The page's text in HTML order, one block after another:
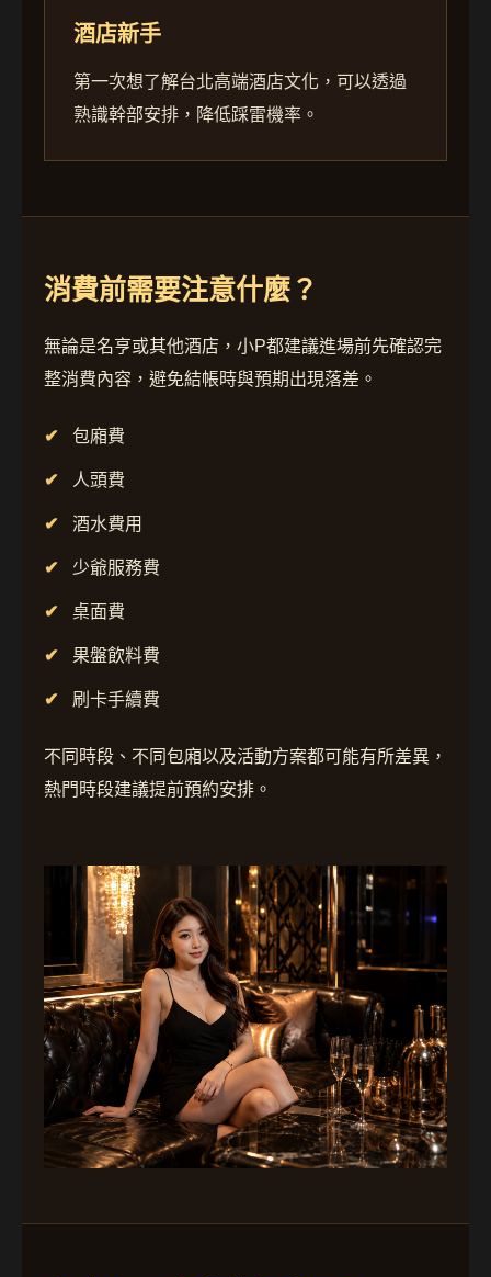
酒店新手
第一次想了解台北高端酒店文化，可以透過
熟識幹部安排，降低踩雷機率。
消費前需要注意什麼？
無論是名亨或其他酒店，小P都建議進場前先確認完
整消費內容，避免結帳時與預期出現落差。
包廂費
人頭費
酒水費用
少爺服務費
桌面費
果盤飲料費
刷卡手續費
不同時段、不同包廂以及活動方案都可能有所差異，
熱門時段建議提前預約安排。